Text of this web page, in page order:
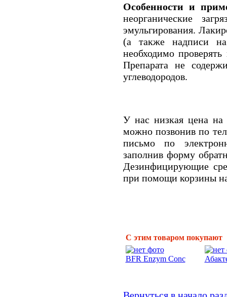
Особенности и
неорганические
эмульгирования.
(а также надписи
необходимо проверять
Препарата не
углеводородов.
У нас низкая цена
можно позвонив по
письмо по
заполнив форму
Дезинфицирующие
при помощи корзины
С этим товаром покупают
BFR Enzym Conc